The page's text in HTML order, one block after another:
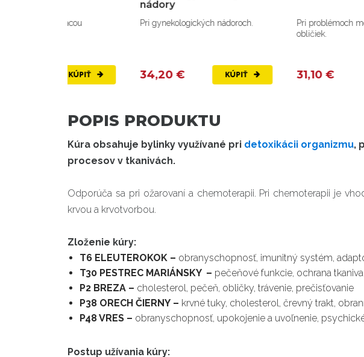
Pri gynekologických nádoroch.
34,20 €
Pri problémoch močových
31,10 €
POPIS PRODUKTU
Kúra obsahuje bylinky využívané pri detoxikácii organizmu,
procesov v tkanivách.
Odporúča sa pri ožarovaní a chemoterapii. Pri chemoterapii je
krvou a krvotvorbou.
Zloženie kúry:
T6 ELEUTEROKOK – obranyschopnosť, imunitný systém,
T30 PESTREC MARIÁNSKY – pečeňové funkcie, ochrana
P2 BREZA – cholesterol, pečeň, obličky, trávenie, prečisťovanie
P38 ORECH ČIERNY – krvné tuky, cholesterol, črevný trakt,
P48 VRES – obranyschopnosť, upokojenie a uvoľnenie,
Postup užívania kúry: